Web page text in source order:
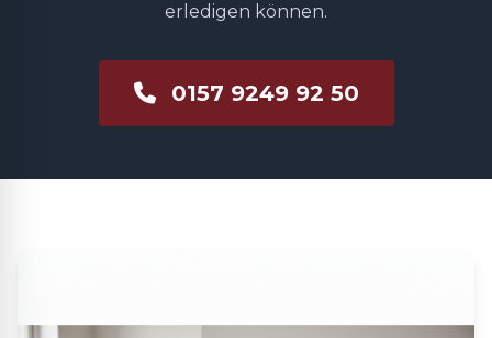
erledigen können.
0157 9249 92 50